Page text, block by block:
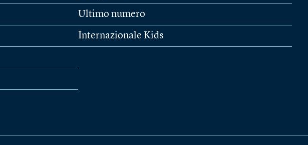
Ultimo numero
Internazionale Kids